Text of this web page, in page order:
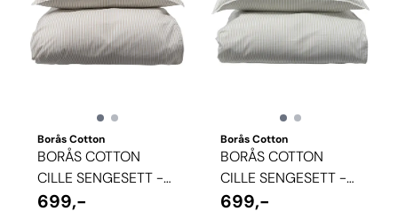
Borås Cotton
BORÅS COTTON
CILLE SENGESETT -
BEIGE
699,-
Borås Cotton
BORÅS COTTON
CILLE SENGESETT -
GRØNN
699,-